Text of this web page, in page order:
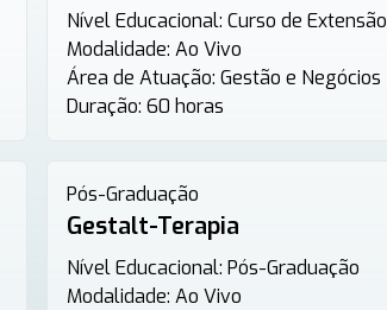
Nível Educacional: Curso de Extensão
Modalidade: Ao Vivo
Área de Atuação: Gestão e Negócios
Duração: 60 horas
Pós-Graduação
Gestalt-Terapia
Nível Educacional: Pós-Graduação
Modalidade: Ao Vivo